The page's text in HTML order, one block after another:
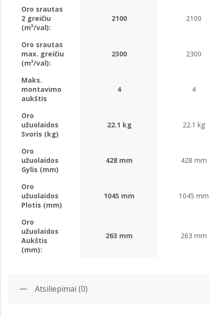
Oro srautas
2 greičiu
(m³/val):
2100 2100
Oro srautas
max. greičiu
(m³/val):
2300 2300
Maks.
montavimo
aukštis
4 4
Oro
užuolaidos
Svoris (kg)
22.1 kg 22.1 kg
Oro
užuolaidos
Gylis (mm)
428 mm 428 mm
Oro
užuolaidos
Plotis (mm)
1045 mm 1045 mm
Oro
užuolaidos
Aukštis
(mm):
263 mm 263 mm
Atsiliepimai (0)